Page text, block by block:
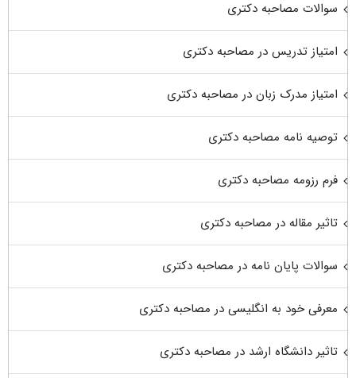
سوالات مصاحبه دکتری
امتیاز تدریس در مصاحبه دکتری
امتیاز مدرک زبان در مصاحبه دکتری
توصیه نامه مصاحبه دکتری
فرم رزومه مصاحبه دکتری
تاثیر مقاله در مصاحبه دکتری
سوالات پایان نامه در مصاحبه دکتری
معرفی خود به انگلیسی در مصاحبه دکتری
تاثیر دانشگاه ارشد در مصاحبه دکتری